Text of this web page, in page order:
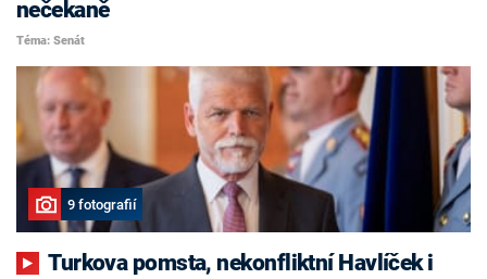
nečekaně
Téma: Senát
9 fotografií
Turkova pomsta, nekonfliktní Havlíček i